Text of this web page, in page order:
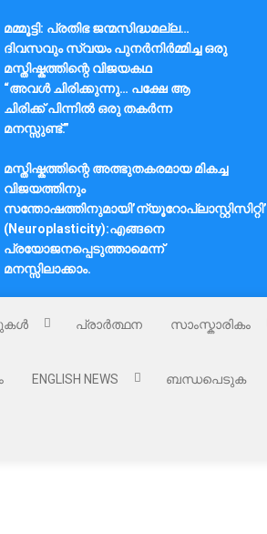
മമ്മൂട്ടി: പ്രതിഭ ജന്മസിദ്ധമല്ല…
ദിവസവും സ്വയം പുനർനിർമ്മിച്ച ഒരു
മസ്തിഷ്കത്തിന്റെ വിജയകഥ
“അവൾ ചിരിക്കുന്നു… പക്ഷേ ആ
ചിരിക്ക് പിന്നിൽ ഒരു തകർന്ന
മനസ്സുണ്ട്.”
മസ്തിഷ്കത്തിന്റെ അത്ഭുതകരമായ മികച്ച
വിജയത്തിനും
സന്തോഷത്തിനുമായി’ന്യൂറോപ്ലാസ്റ്റിസിറ്റി’
(Neuroplasticity):എങ്ങനെ
പ്രയോജനപ്പെടുത്താമെന്ന്
മനസ്സിലാക്കാം.
പ്രാർത്ഥന സാംസ്കാരികം
ENGLISH NEWS ബന്ധപെടുക